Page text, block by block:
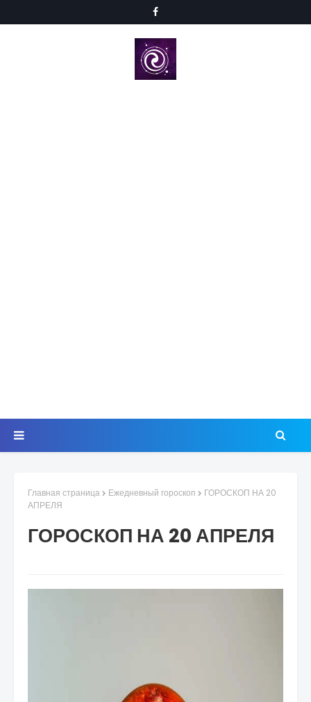
Главная страница Ежедневный гороскоп
ГОРОСКОП НА 20
АПРЕЛЯ
ГОРОСКОП НА 20 АПРЕЛЯ